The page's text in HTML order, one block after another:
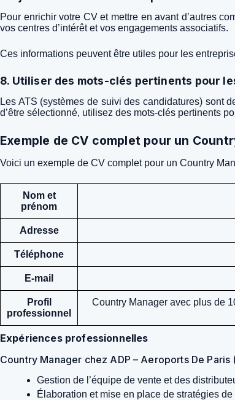
Pour enrichir votre CV et mettre en avant d’autres
vos centres d’intérêt et vos engagements associatifs.
Ces informations peuvent être utiles pour les
8. Utiliser des mots-clés pertinents pour
Les ATS (systèmes de suivi des candidatures) sont
d’être sélectionné, utilisez des mots-clés pertinents
Exemple de CV complet pour un
Voici un exemple de CV complet pour un Country
Nom et
prénom
Adresse
Téléphone
E-mail
Profil
professionnel
Country Manager avec plus de
Expériences professionnelles
Country Manager chez ADP – Aeroports De Paris
Gestion de l’équipe de vente et des
Élaboration et mise en place de stratégies